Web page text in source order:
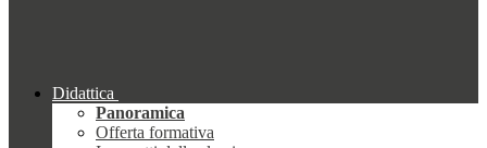
Didattica
Panoramica
Offerta formativa